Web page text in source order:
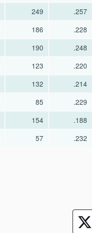
249 .257
186 .228
190 .248
123 .220
132 .214
85 .229
154 .188
57 .232